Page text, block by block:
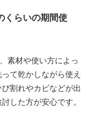
くらいの期間使
素材や使い方によっ
て乾かしながら使え
割れやカビなどが出
した方が安心です。